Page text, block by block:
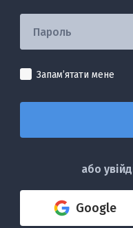
Запамʼятати мене
або
Google